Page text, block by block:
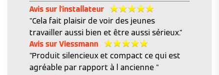
Avis sur l'installateur
"Cela fait plaisir de voir des jeunes
travailler aussi bien et être aussi sérieux."
Avis sur Viessmann
"Produit silencieux et compact ce qui est
agréable par rapport à l ancienne "